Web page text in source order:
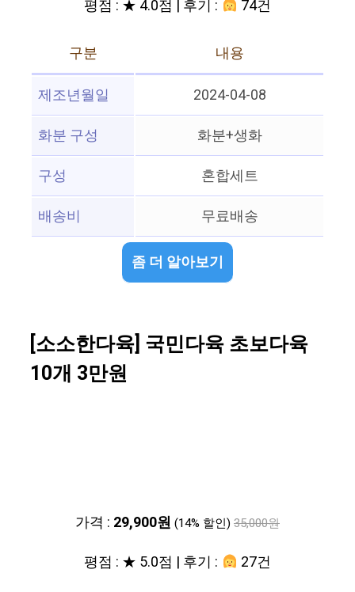
평점 : ★ 4.0점 | 후기 : 74건
구분
내용
제조년월일
2024-04-08
화분 구성
화분+생화
구성
혼합세트
배송비
무료배송
좀 더 알아보기
[소소한다육] 국민다육 초보다육
10개 3만원
가격 : 29,900원 (14% 할인) 35,000원
평점 : ★ 5.0점 | 후기 : 27건